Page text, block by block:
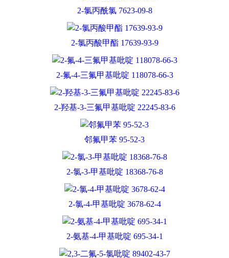
2-氯丙酰氯 7623-09-8
2-氯丙酸甲酯 17639-93-9
2-氟-4-三氟甲基吡啶 118078-66-3
2-羟基-3-三氟甲基吡啶 22245-83-6
邻氟甲苯 95-52-3
2-氯-3-甲基吡啶 18368-76-8
2-氯-4-甲基吡啶 3678-62-4
2-氨基-4-甲基吡啶 695-34-1